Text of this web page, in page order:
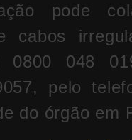
pode
cabos
0800 048
pelo
do órgão em